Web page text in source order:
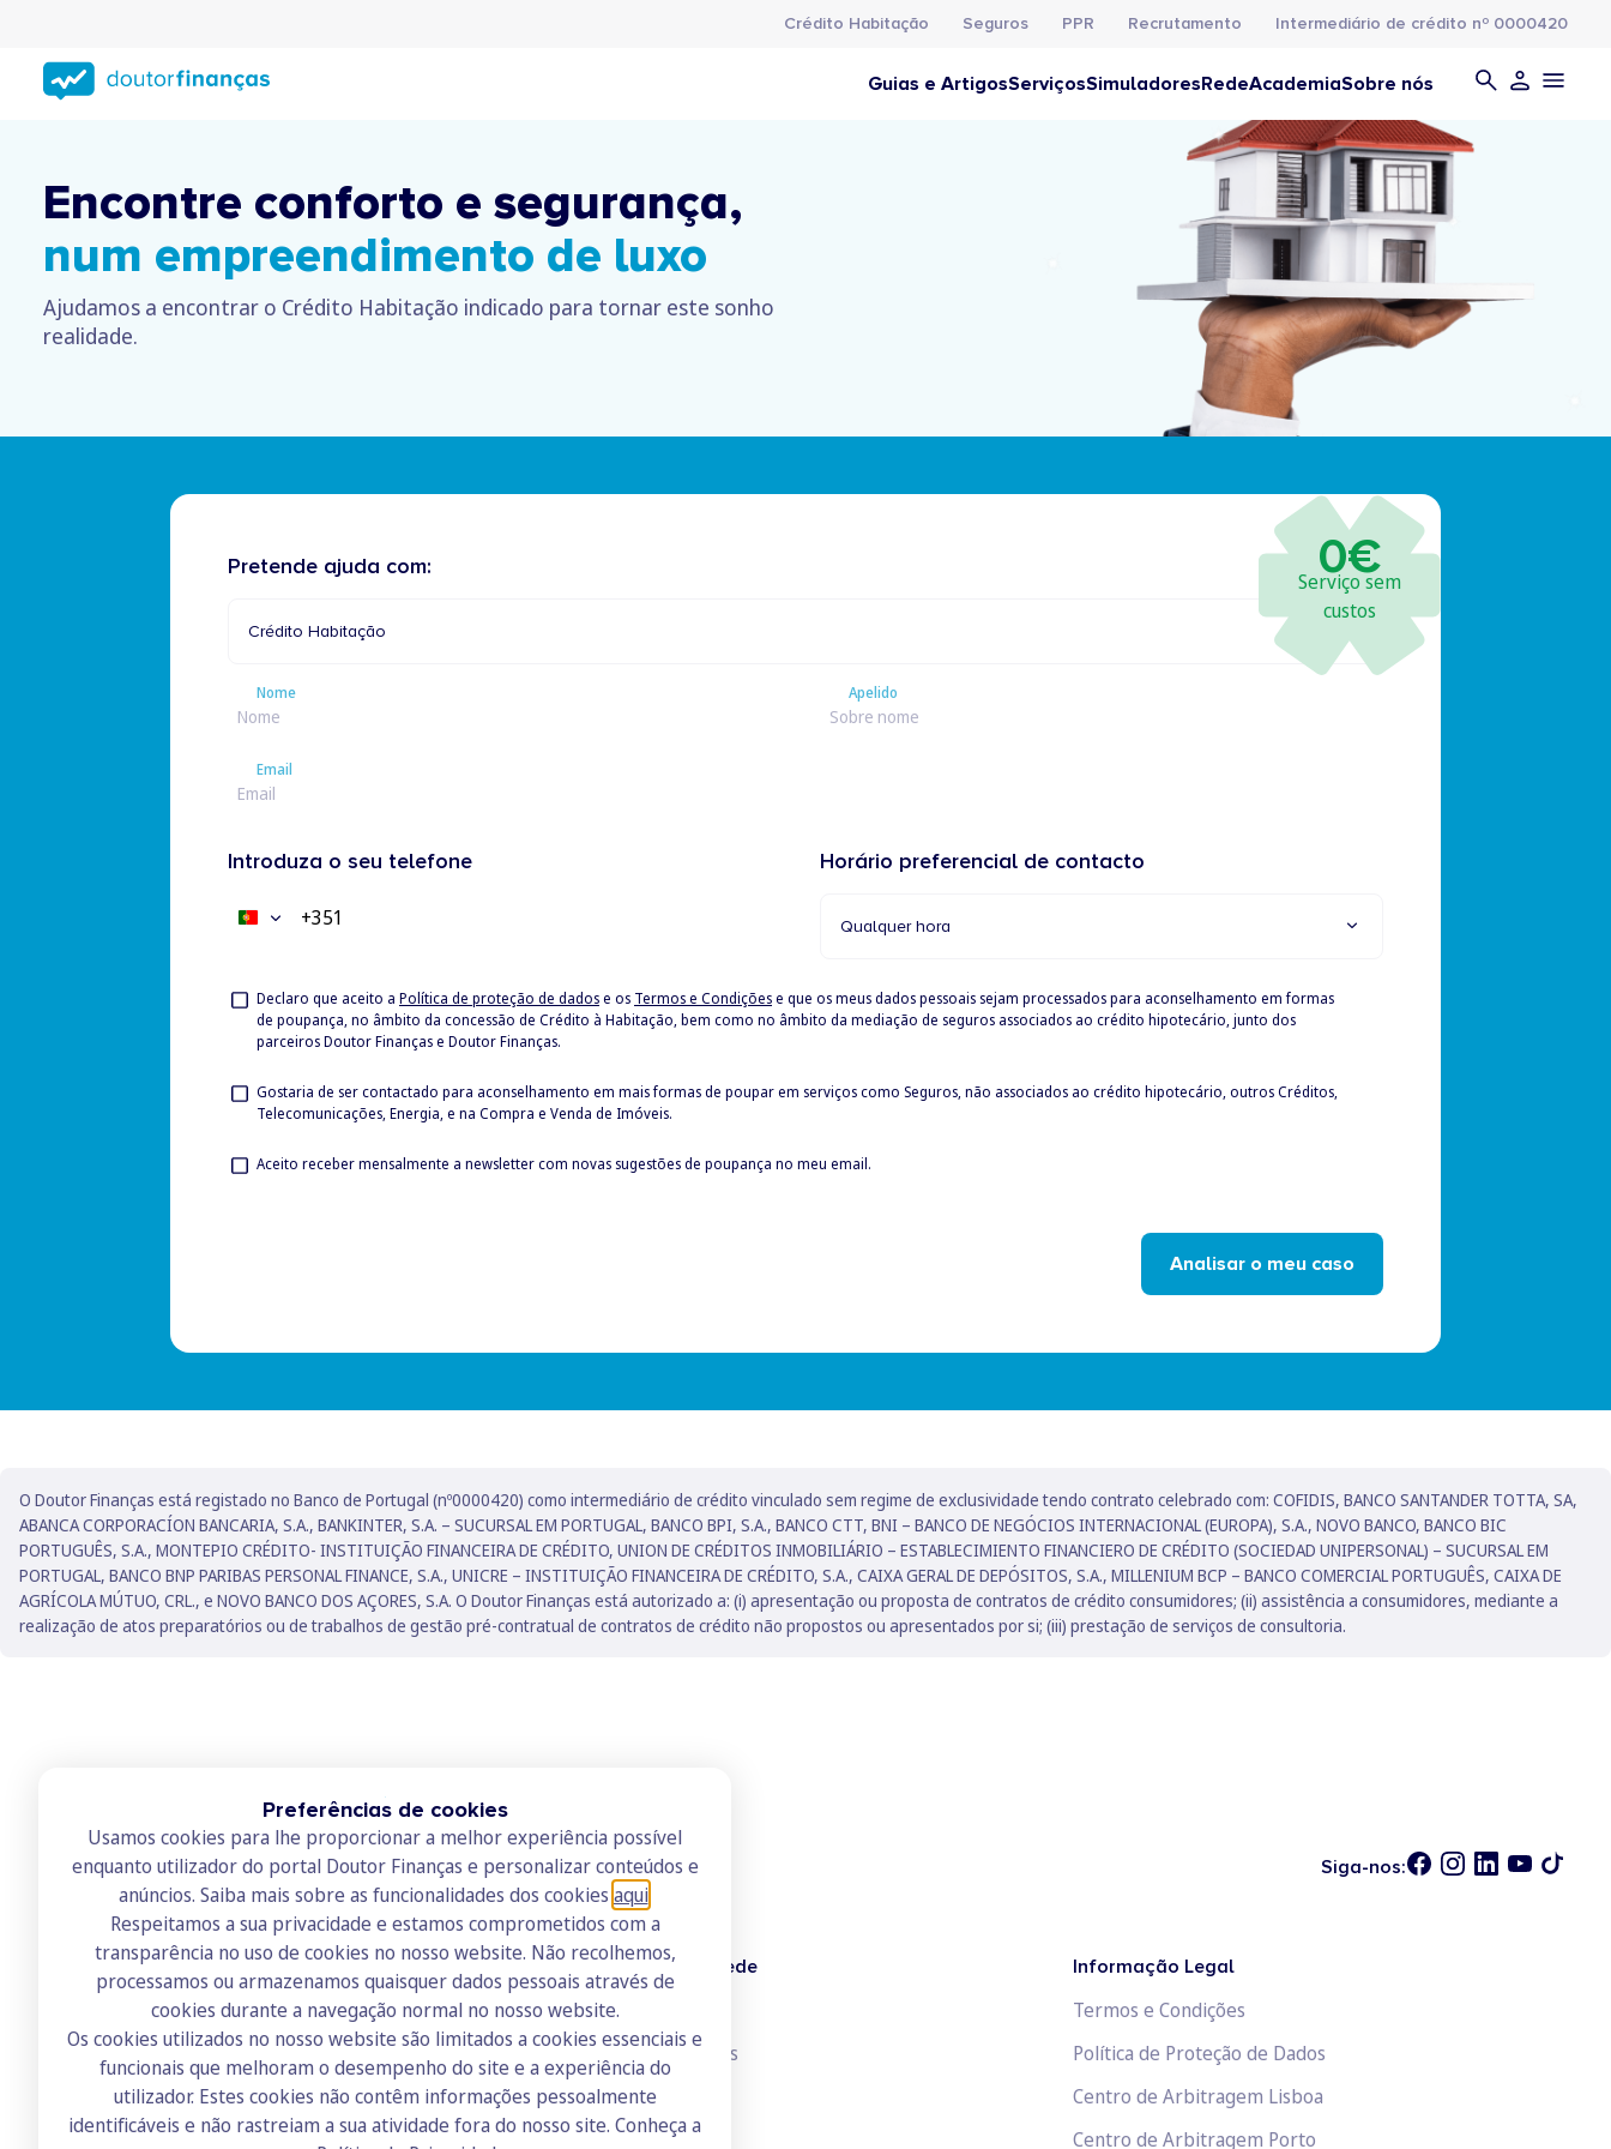
conteúdo
principal
Crédito Habitação Seguros PPR Recrutamento Intermediário de crédito nº 0000420
Guias e ArtigosServiçosSimuladoresRedeAcademiaSobre nós
Encontre conforto e segurança,
num empreendimento de luxo
Ajudamos a encontrar o Crédito Habitação indicado para tornar este sonho
realidade.
Pretende ajuda com:
Crédito Habitação
Nome
Nome Apelido
Apelido
Email
Email
Introduza o seu telefone
Portugal+351
Horário preferencial de contacto
Qualquer hora
Privacy
Check
Declaro que aceito a Política de proteção de dadose os Termos e Condiçõese que os meus dados pessoais sejam processados para aconselhamento em formas
de poupança, no âmbito da concessão de Crédito à Habitação, bem como no âmbito da mediação de seguros associados ao crédito hipotecário, junto dos
parceiros Doutor Finanças e Doutor Finanças.
Privacy
Check
Gostaria de ser contactado para aconselhamento em mais formas de poupar em serviços como Seguros, não associados ao crédito hipotecário, outros Créditos,
Telecomunicações, Energia, e na Compra e Venda de Imóveis.
Newsletter
Aceito receber mensalmente a newsletter com novas sugestões de poupança no meu email.
Analisar o meu caso
0€
Serviço sem
custos
O Doutor Finanças está registado no Banco de Portugal (nº0000420) como intermediário de crédito vinculado sem regime de exclusividade tendo contrato celebrado com: COFIDIS, BANCO SANTANDER TOTTA, SA,
ABANCA CORPORACÍON BANCARIA, S.A., BANKINTER, S.A. – SUCURSAL EM PORTUGAL, BANCO BPI, S.A., BANCO CTT, BNI – BANCO DE NEGÓCIOS INTERNACIONAL (EUROPA), S.A., NOVO BANCO, BANCO BIC
PORTUGUÊS, S.A., MONTEPIO CRÉDITO- INSTITUIÇÃO FINANCEIRA DE CRÉDITO, UNION DE CRÉDITOS INMOBILIÁRIO – ESTABLECIMIENTO FINANCIERO DE CRÉDITO (SOCIEDAD UNIPERSONAL) – SUCURSAL EM
PORTUGAL, BANCO BNP PARIBAS PERSONAL FINANCE, S.A., UNICRE – INSTITUIÇÃO FINANCEIRA DE CRÉDITO, S.A., CAIXA GERAL DE DEPÓSITOS, S.A., MILLENIUM BCP – BANCO COMERCIAL PORTUGUÊS, CAIXA DE
AGRÍCOLA MÚTUO, CRL., e NOVO BANCO DOS AÇORES, S.A. O Doutor Finanças está autorizado a: (i) apresentação ou proposta de contratos de crédito consumidores; (ii) assistência a consumidores, mediante a
realização de atos preparatórios ou de trabalhos de gestão pré-contratual de contratos de crédito não propostos ou apresentados por si; (iii) prestação de serviços de consultoria.
Preferências de cookies
Usamos cookies para lhe proporcionar a melhor experiência possível
enquanto utilizador do portal Doutor Finanças e personalizar conteúdos e
anúncios. Saiba mais sobre as funcionalidades dos cookies aqui
Respeitamos a sua privacidade e estamos comprometidos com a
transparência no uso de cookies no nosso website. Não recolhemos,
processamos ou armazenamos quaisquer dados pessoais através de
cookies durante a navegação normal no nosso website.
Os cookies utilizados no nosso website são limitados a cookies essenciais e
funcionais que melhoram o desempenho do site e a experiência do
utilizador. Estes cookies não contêm informações pessoalmente
identificáveis e não rastreiam a sua atividade fora do nosso site. Conheça a
Siga-nos:
Doutor Finanças
Contactos
Recrutamento
Academia
Doutor Finanças Rede
Junte-se à Rede
Consulte todos os ICs
Informação Legal
Termos e Condições
Política de Proteção de Dados
Centro de Arbitragem Lisboa
Centro de Arbitragem Porto